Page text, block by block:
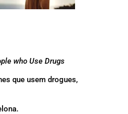
who Use Drugs
que usem drogues,